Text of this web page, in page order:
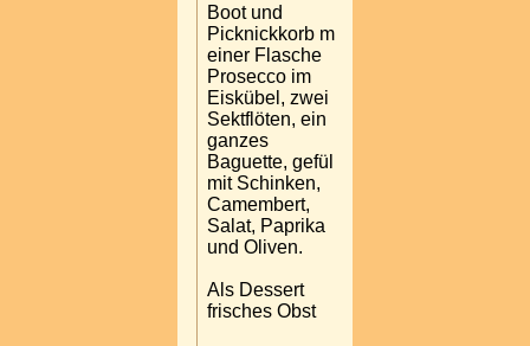
Boot und
Picknickkorb mit
einer Flasche
Prosecco im
Eiskübel, zwei
Sektflöten, ein
ganzes
Baguette, gefüllt
mit Schinken,
Camembert,
Salat, Paprika
und Oliven.
Als Dessert
frisches Obst